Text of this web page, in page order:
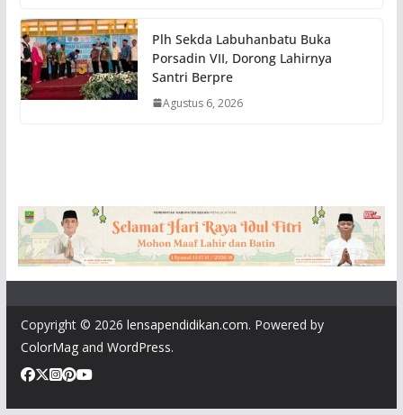
Plh Sekda Labuhanbatu Buka
Porsadin VII, Dorong Lahirnya
Santri Berpre
Agustus 6, 2026
Copyright © 2026 lensapendidikan.com. Powered by
ColorMagand WordPress.